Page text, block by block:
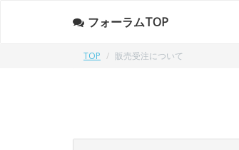
フォーラムTOP
TOP 販売受注について